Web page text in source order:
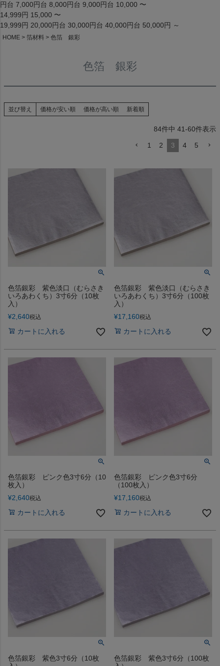
円台 7,000円台 8,000円台 9,000円台 10,000 〜
14,999円 15,000 〜
19,999円 20,000円台 30,000円台 40,000円台 50,000円 ～
HOME 箔材料 色箔 銀彩
色箔 銀彩
並び替え 価格が安い順 価格が高い順 新着順
84件中 41-60件表示
1 2 3 4 5
色箔銀彩 紫色淡口（むらさき
いろあわくち）3寸6分（10枚
入）
¥2,640税込
カートに入れる
色箔銀彩 紫色淡口（むらさき
いろあわくち）3寸6分（100枚
入）
¥17,160税込
カートに入れる
色箔銀彩 ピンク色3寸6分（10
枚入）
¥2,640税込
カートに入れる
色箔銀彩 ピンク色3寸6分
（100枚入）
¥17,160税込
カートに入れる
色箔銀彩 紫色3寸6分（10枚
色箔銀彩 紫色3寸6分（100枚